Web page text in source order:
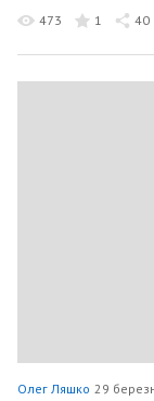
473 1 40
Олег Ляшко 29